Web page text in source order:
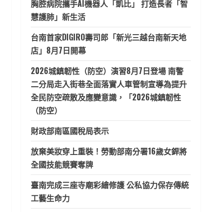
胸腔病院攜手AI機器人「凱比」 打造長者「智
慧護肺」新生活
台南首家DIGIRO壽司郎「新光三越台南新天地
店」8月7日開幕
2026城鎮韌性（防空）演習8月7日登場 南警
二分局走入街巷全面落實人車管制宣導為提升
全民防空疏散及應變意識，「2026城鎮韌性
（防空）
財政部南區國稅局表示
放棄美妝穿上重裝！勞動部南分署16歲女銲將
全國技能競賽奪牌
臺南完成三座寺廟彩繪修護 公私協力保存傳統
工藝生命力